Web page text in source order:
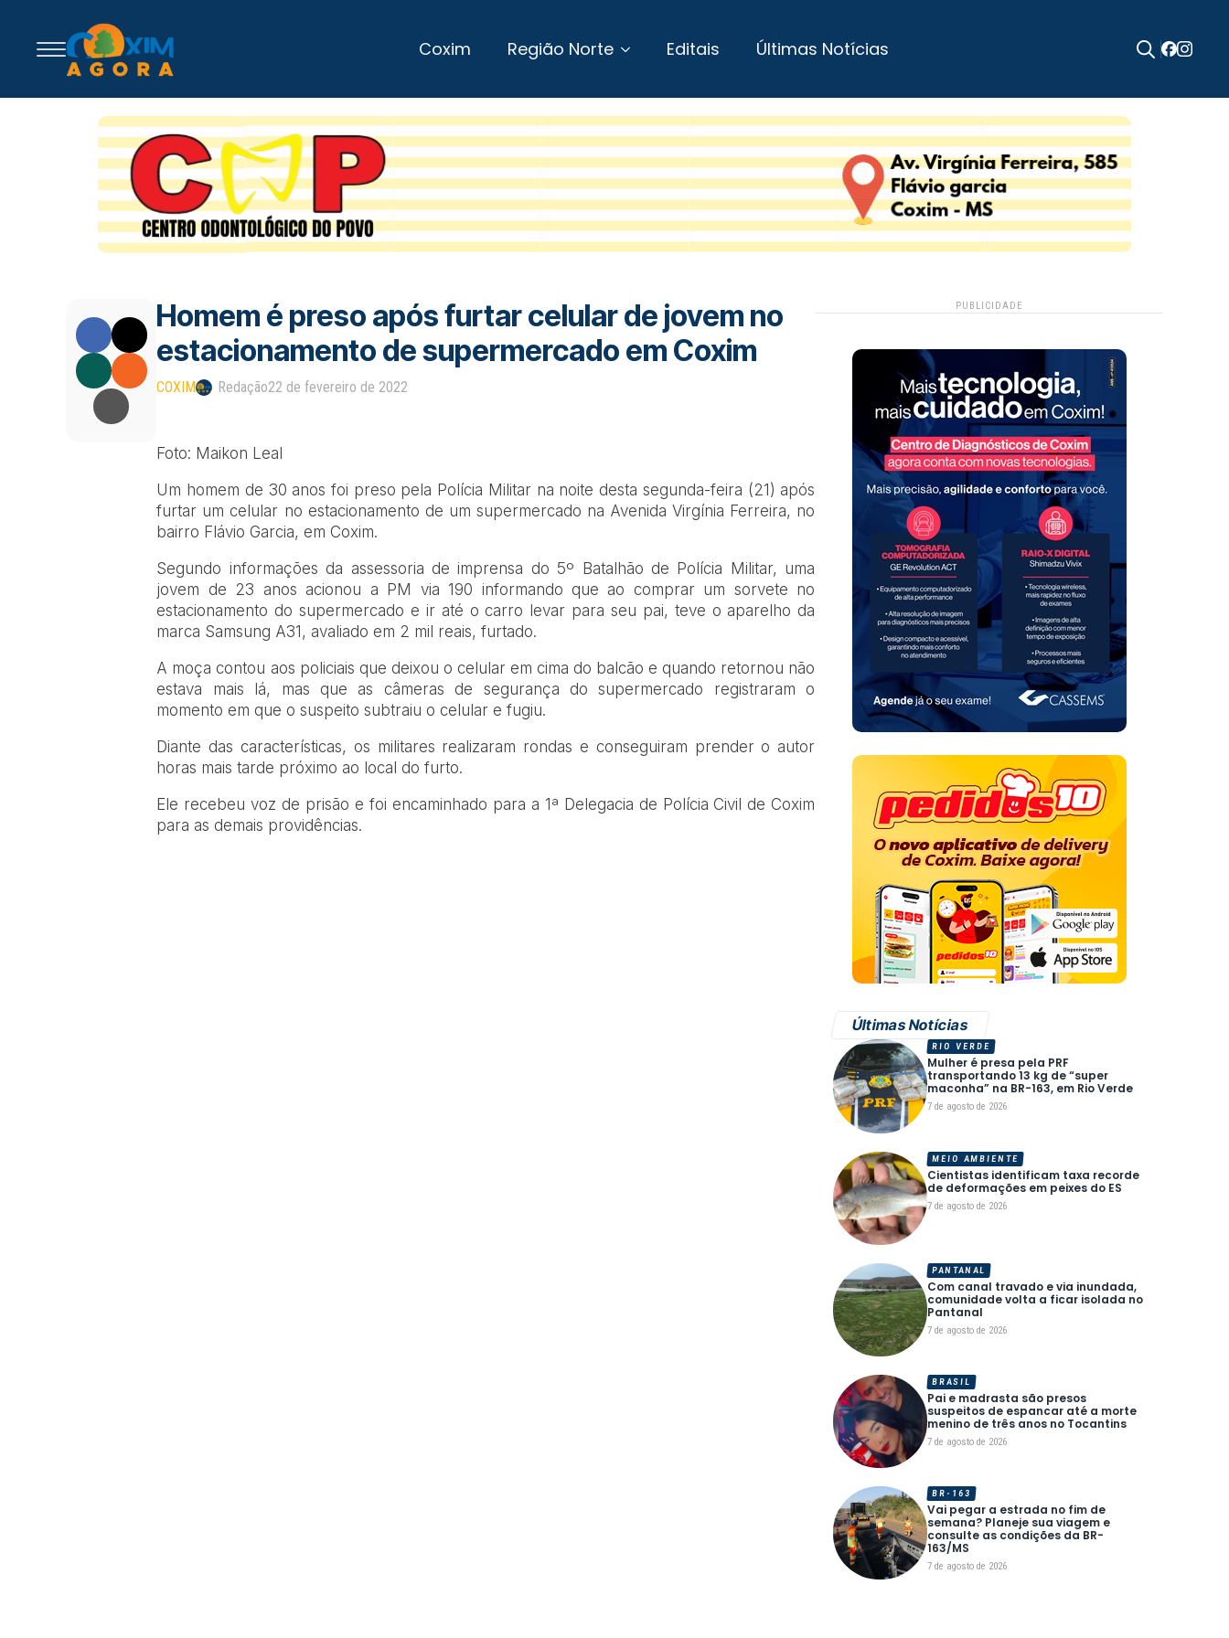
Coxim Região Norte Editais Últimas Notícias
Homem é preso após furtar celular de jovem no
estacionamento de supermercado em Coxim
COXIM Redação22 de fevereiro de 2022
Foto: Maikon Leal
Um homem de 30 anos foi preso pela Polícia Militar na noite desta segunda-feira (21) após
furtar um celular no estacionamento de um supermercado na Avenida Virgínia Ferreira, no
bairro Flávio Garcia, em Coxim.
Segundo informações da assessoria de imprensa do 5º Batalhão de Polícia Militar, uma
jovem de 23 anos acionou a PM via 190 informando que ao comprar um sorvete no
estacionamento do supermercado e ir até o carro levar para seu pai, teve o aparelho da
marca Samsung A31, avaliado em 2 mil reais, furtado.
A moça contou aos policiais que deixou o celular em cima do balcão e quando retornou não
estava mais lá, mas que as câmeras de segurança do supermercado registraram o
momento em que o suspeito subtraiu o celular e fugiu.
Diante das características, os militares realizaram rondas e conseguiram prender o autor
horas mais tarde próximo ao local do furto.
Ele recebeu voz de prisão e foi encaminhado para a 1ª Delegacia de Polícia Civil de Coxim
para as demais providências.
PUBLICIDADE
Últimas Notícias
Mulher é presa pela PRF
transportando 13 kg de “super
maconha” na BR-163, em Rio Verde
7 de agosto de 2026
RIO VERDE
Cientistas identificam taxa recorde
de deformações em peixes do ES
7 de agosto de 2026
MEIO AMBIENTE
Com canal travado e via inundada,
comunidade volta a ficar isolada no
Pantanal
7 de agosto de 2026
PANTANAL
Pai e madrasta são presos
suspeitos de espancar até a morte
menino de três anos no Tocantins
7 de agosto de 2026
BRASIL
Vai pegar a estrada no fim de
semana? Planeje sua viagem e
consulte as condições da BR-
163/MS
7 de agosto de 2026
BR-163